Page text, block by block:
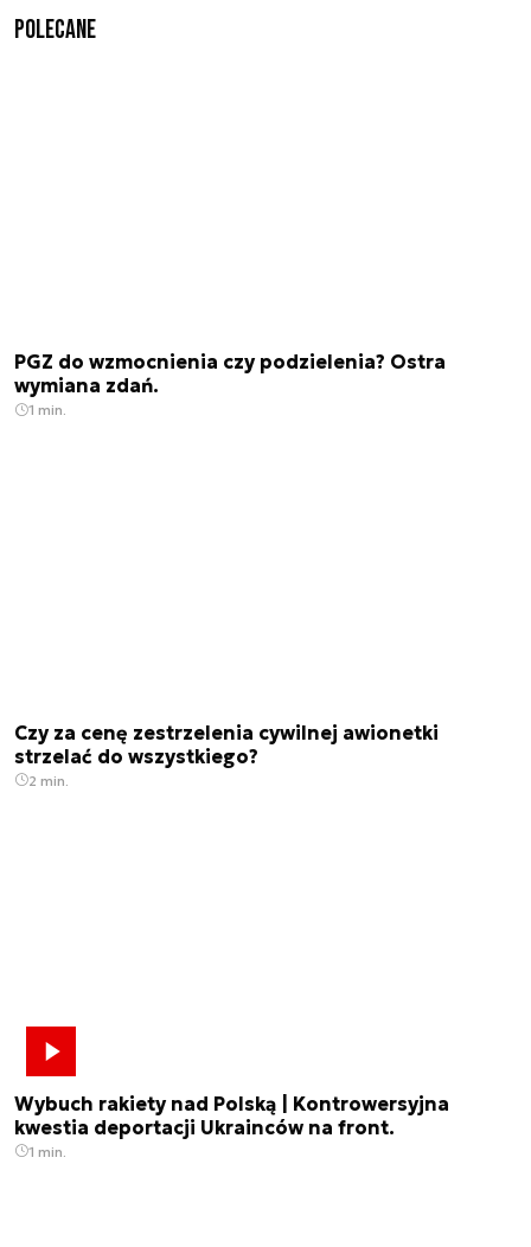
Polecane
PGZ do wzmocnienia czy podzielenia? Ostra
wymiana zdań.
1 min.
Czy za cenę zestrzelenia cywilnej awionetki
strzelać do wszystkiego?
2 min.
Wybuch rakiety nad Polską | Kontrowersyjna
kwestia deportacji Ukrainców na front.
1 min.